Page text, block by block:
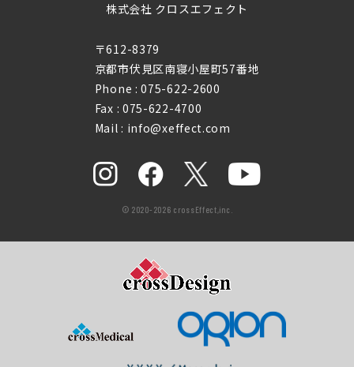
株式会社 クロスエフェクト
〒612-8379
京都市伏見区南寝小屋町57番地
Phone :075-622-2600
Fax : 075-622-4700
Mail : info@xeffect.com
© 2020-2026 crossEffect,inc.